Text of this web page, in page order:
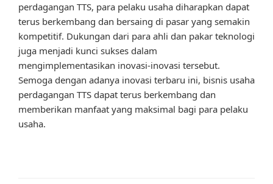
perdagangan TTS, para pelaku usaha diharapkan dapat
terus berkembang dan bersaing di pasar yang semakin
kompetitif. Dukungan dari para ahli dan pakar teknologi
juga menjadi kunci sukses dalam
mengimplementasikan inovasi-inovasi tersebut.
Semoga dengan adanya inovasi terbaru ini, bisnis usaha
perdagangan TTS dapat terus berkembang dan
memberikan manfaat yang maksimal bagi para pelaku
usaha.